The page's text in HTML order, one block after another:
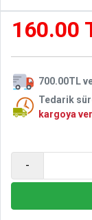
160.00
700.00TL
Tedarik
kargoya
-